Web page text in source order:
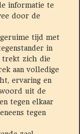
informatie te
door de
geruime tijd met
in
trekt zich die
aan volledige
ervaring en
uit de
tegen elkaar
tegen